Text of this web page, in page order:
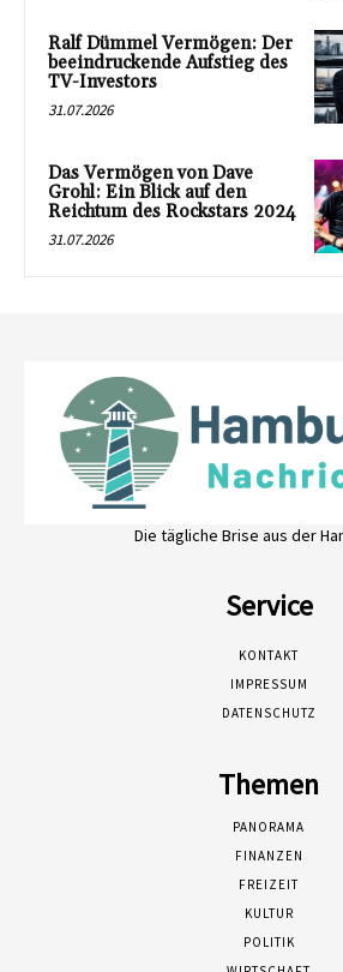
Ralf Dümmel Vermögen: Der
beeindruckende Aufstieg des
TV-Investors
31.07.2026
Das Vermögen von Dave
Grohl: Ein Blick auf den
Reichtum des Rockstars 2024
31.07.2026
Die tägliche Brise aus der
Service
KONTAKT
IMPRESSUM
DATENSCHUTZ
Themen
PANORAMA
FINANZEN
FREIZEIT
KULTUR
POLITIK